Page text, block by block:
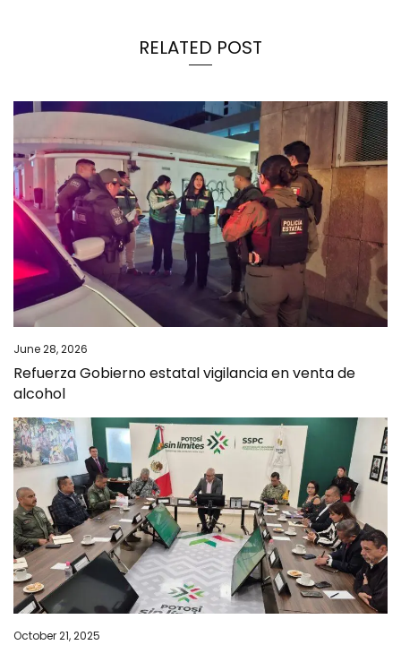
RELATED POST
June 28, 2026
Refuerza Gobierno estatal vigilancia en venta de
alcohol
October 21, 2025